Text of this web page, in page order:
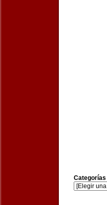
Categorías